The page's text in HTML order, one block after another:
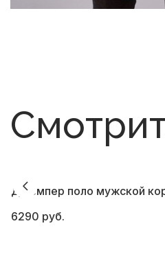
Джемпер поло мужской
6290 руб.